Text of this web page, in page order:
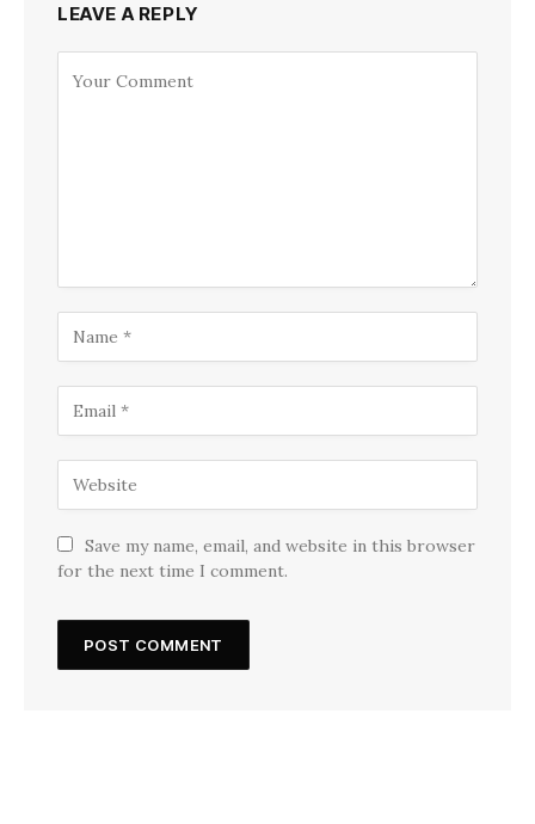
LEAVE A REPLY
Save my name, email, and website in this browser
for the next time I comment.